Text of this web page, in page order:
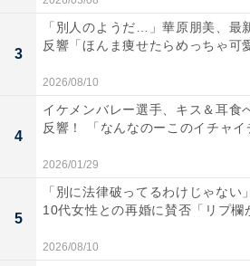
3
「別人のようだ…」華原朋美、最
反響「ほんま痩せたらめっちゃ可
2026/08/10
4
イケメンバレー選手、キス＆耳食
反響！ 「なんなのーこのイチャ
2026/01/29
5
「別に法律破ってるわけじゃない
10代女性との再婚に賛否「リプ欄
2026/08/10